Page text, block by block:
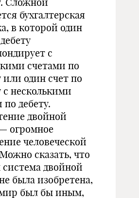
бухгалтерская
в которой один
с
счетами по
или один счет по
с несколькими
по дебету.
двойной
огромное
человеческой
сказать, что
двойной
была изобретена,
был бы иным,